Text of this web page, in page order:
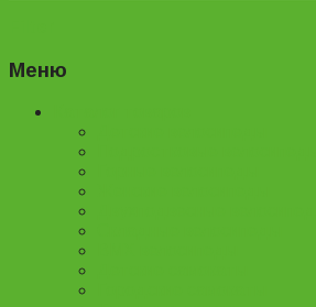
Меню